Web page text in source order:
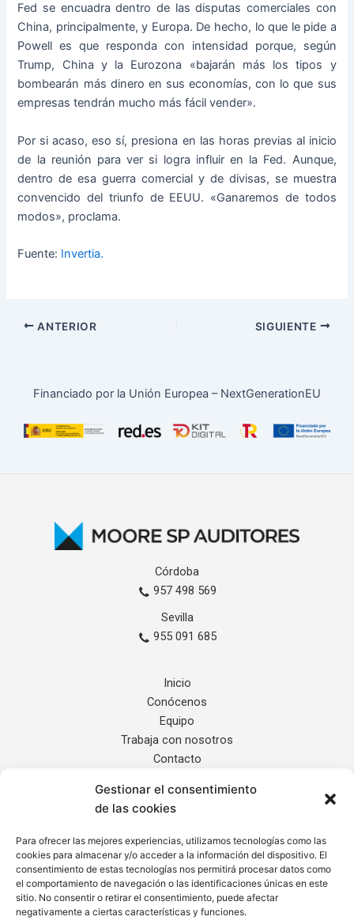
Gestionar el consentimiento
de las cookies
Para ofrecer las mejores experiencias, utilizamos tecnologías como las
cookies para almacenar y/o acceder a la información del dispositivo. El
consentimiento de estas tecnologías nos permitirá procesar datos como
el comportamiento de navegación o las identificaciones únicas en este
sitio. No consentir o retirar el consentimiento, puede afectar
negativamente a ciertas características y funciones.
Fed se encuadra dentro de las disputas comerciales con
China, principalmente, y Europa. De hecho, lo que le pide a
Powell es que responda con intensidad porque, según
Trump, China y la Eurozona «bajarán más los tipos y
bombearán más dinero en sus economías, con lo que sus
empresas tendrán mucho más fácil vender».
Por si acaso, eso sí, presiona en las horas previas al inicio
de la reunión para ver si logra influir en la Fed. Aunque,
dentro de esa guerra comercial y de divisas, se muestra
convencido del triunfo de EEUU. «Ganaremos de todos
modos», proclama.
Fuente: Invertia.
ANTERIOR SIGUIENTE
Financiado por la Unión Europea – NextGenerationEU
Córdoba
957 498 569
Sevilla
955 091 685
Inicio
Conócenos
Equipo
Trabaja con nosotros
Contacto
Servicios
Localización
Internacional
Informe de Transparencia
Aviso Legal